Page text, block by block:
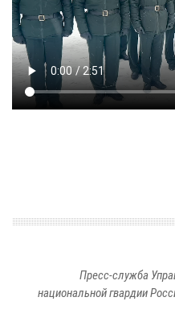
Пресс-служба
национальной гвардии